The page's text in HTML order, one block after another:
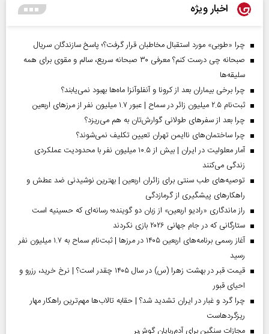
اخبار ویژه
چرا «طوبی» مورد استقبال مخاطبان قرار گرفت؟؛ پاسخ سازندگان سریال
صبحانه چی درست کنم؟ معرفی ۳۰ صبحانه سریع، سالم و مقوی برای همه
سلیقه‌ها
چرا برخی بیماران بعد از کرونا و آنفلوآنزا ماه‌ها بهبود نمی‌یابند؟
ثبت‌نام ۲.۵ میلیون زائر در سماح | عبور ۱.۷ میلیون نفر از مرز‌های اربعین
چرا بعد از سفرهای طولانی گوارش‌تان به هم می‌ریزد؟
چرا ساختمان‌های ناایمن تهران تعیین تکلیف نمی‌شوند؟
آمار معلولیت در ایران | بیش از ۱۰.۵ میلیون نفر با محدودیت عملکردی
زندگی می‌کنند
توصیه‌های طب سنتی برای زائران اربعین | بهترین نوشیدنی ضد عطش و
راهکارهای پیشگیری از گرمازدگی
راز ماندگاری «رادیو اربعین» از زبان دو گوینده؛ رسانه‌ای که حسینیه است
ستارگانی که در جام جهانی ۲۰۲۶ بازی نکردند
آغاز رسمی برنامه‌های اربعین ۱۴۰۵ در مرز‌ها | ثبت‌نام سماح به ۱.۷ میلیون نفر
رسید
قیمت قبر در بهشت زهرا (س) در سال ۱۴۰۵ چقدر است؟ | نرخ خرید، رزرو و
احیای قبور
چرا گرد و غبار در ایران تشدید شد؟ | حقابه تالاب‌ها مهم‌ترین راهکار مهار
ریزگردهاست
مجازات سنگین برای آدم‌ربایان گوش‌بر